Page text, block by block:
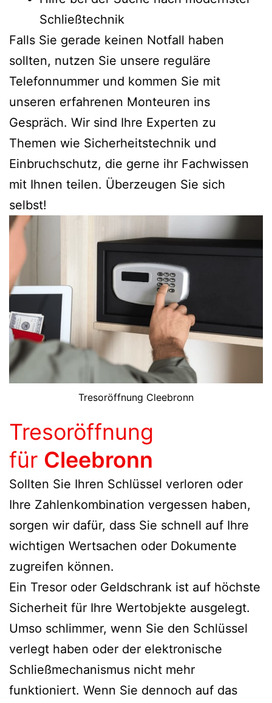
Schließtechnik
Falls Sie gerade keinen Notfall haben
sollten, nutzen Sie unsere reguläre
Telefonnummer und kommen Sie mit
unseren erfahrenen Monteuren ins
Gespräch. Wir sind Ihre Experten zu
Themen wie Sicherheitstechnik und
Einbruchschutz, die gerne ihr Fachwissen
mit Ihnen teilen. Überzeugen Sie sich
selbst!
Tresoröffnung Cleebronn
Tresoröffnung
für Cleebronn
Sollten Sie Ihren Schlüssel verloren oder
Ihre Zahlenkombination vergessen haben,
sorgen wir dafür, dass Sie schnell auf Ihre
wichtigen Wertsachen oder Dokumente
zugreifen können.
Ein Tresor oder Geldschrank ist auf höchste
Sicherheit für Ihre Wertobjekte ausgelegt.
Umso schlimmer, wenn Sie den Schlüssel
verlegt haben oder der elektronische
Schließmechanismus nicht mehr
funktioniert. Wenn Sie dennoch auf das